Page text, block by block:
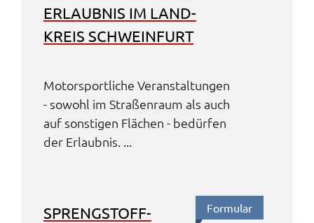
ERLAUB­NIS IM LAND­
KREIS SCHWEIN­FURT
Motor­sport­li­che Veran­stal­tun­gen
- sowohl im Stra­ßen­raum als auch
auf sons­ti­gen Flächen - bedür­fen
der Erlaub­nis. ...
SPRENG­STOFF­
Formu­lar